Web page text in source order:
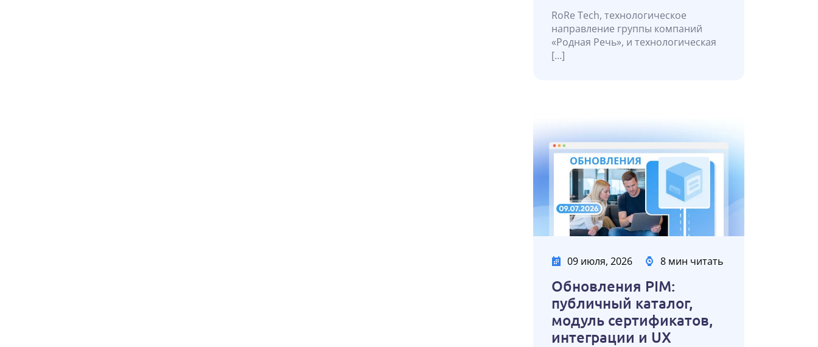
RoRe Tech, технологическое
направление группы компаний
«Родная Речь», и технологическая
[…]
09 июля, 2026 8 мин читать
Обновления PIM:
публичный каталог,
модуль сертификатов,
интеграции и UX